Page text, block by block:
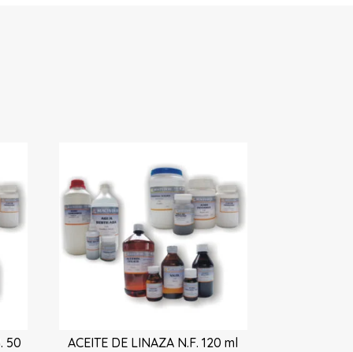
50
ACEITE DE LINAZA N.F. 120 ml